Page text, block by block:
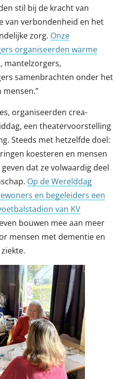
stil bij de kracht van
van verbondenheid en het
zorg. Onze
organiseerden warme
mantelzorgers,
samenbrachten onder het
mensen.”
organiseerden crea-
een theatervoorstelling
Steeds met hetzelfde doel:
koesteren en mensen
dat ze volwaardig deel
Op de Werelddag
en begeleiders een
van KV
bouwen mee aan meer
mensen met dementie en